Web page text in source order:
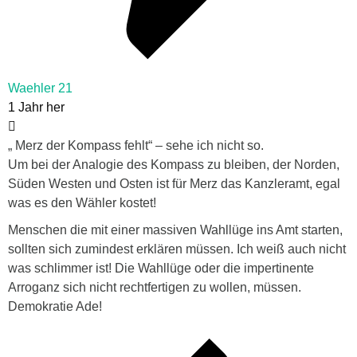
Waehler 21
1 Jahr her
„ Merz der Kompass fehlt“ – sehe ich nicht so.
Um bei der Analogie des Kompass zu bleiben, der Norden,
Süden Westen und Osten ist für Merz das Kanzleramt, egal
was es den Wähler kostet!
Menschen die mit einer massiven Wahllüge ins Amt starten,
sollten sich zumindest erklären müssen. Ich weiß auch nicht
was schlimmer ist! Die Wahllüge oder die impertinente
Arroganz sich nicht rechtfertigen zu wollen, müssen.
Demokratie Ade!